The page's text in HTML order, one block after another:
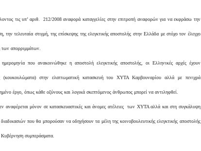
τις υπ’ αριθ. 212/2008 αναφορά καταγγελίες στην επιτροπή αναφορών για να εκφράσω την
την τελευταία στιγμή, της επίσκεψης της ελεγκτικής αποστολής στην Ελλάδα με στόχο τον έλεγχο
απορριμμάτων.
που ανακοινώθηκε η αποστολή ελεγκτικής αποστολής, οι Ελληνικές αρχές έχουν
(κουκουλώματα) στην ελαττωματική κατασκευή του ΧΥΤΑ Καρβουναρίου αλλά με πενιχρά
έργο, όπως κάθε οξύνους και λογικά σκεπτόμενος άνθρωπος μπορεί να αντιληφθεί.
αναφέρεται μόνον σε κατασκευαστικές και άνομες ατέλειες των ΧΥΤΑ αλλά και στη συγκάλυψη
που θα μπορούσαν να οδηγήσουν τα μέλη της κοινοβουλευτικής ελεγκτικής αποστολής
Κυβέρνηση συμπεράσματα.